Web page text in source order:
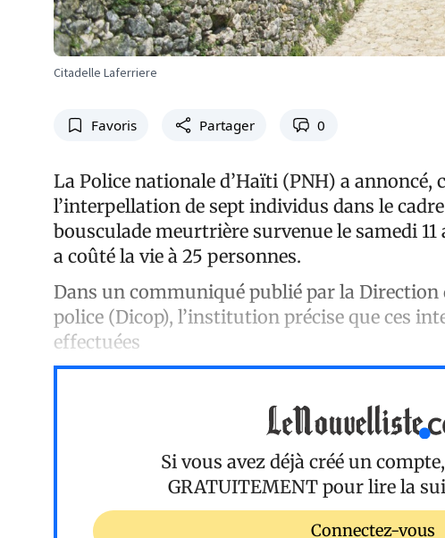
Citadelle Laferriere
Favoris Partager 0
La Police nationale d’Haïti (PNH) a annoncé,
l’interpellation de sept individus dans le
bousculade meurtrière survenue le samedi
a coûté la vie à 25 personnes.
Dans un communiqué publié par la
police (Dicop), l’institution précise que ces
effectuées
Si vous avez déjà créé un
GRATUITEMENT pour lire la
Connectez-vous